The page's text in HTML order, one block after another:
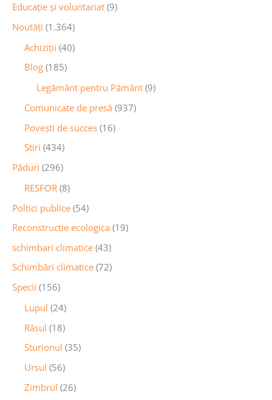
Educaţie și voluntariat (9)
Noutăţi (1.364)
Achiziţii (40)
Blog (185)
Legământ pentru Pământ (9)
Comunicate de presă (937)
Povești de succes (16)
Știri (434)
Păduri (296)
RESFOR (8)
Poltici publice (54)
Reconstructie ecologica (19)
schimbari climatice (43)
Schimbări climatice (72)
Specii (156)
Lupul (24)
Râsul (18)
Sturionul (35)
Ursul (56)
Zimbrul (26)